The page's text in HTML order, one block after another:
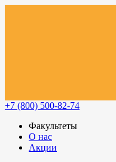
+7 (800) 500-82-74
Факультеты
О нас
Акции